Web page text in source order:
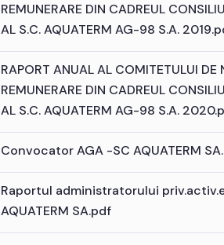
REMUNERARE DIN CADREUL
AL S.C. AQUATERM AG-98 S.A.
RAPORT ANUAL AL COMITETULUI DE
REMUNERARE DIN CADREUL
AL S.C. AQUATERM AG-98 S.A.
Convocator AGA -SC AQUATERM
Raportul administratorului
AQUATERM SA.pdf